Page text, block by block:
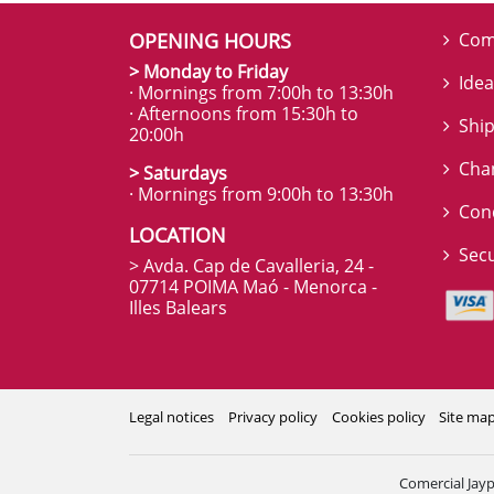
OPENING HOURS
> Monday to Friday
· Mornings from 7:00h to 13:30h
· Afternoons from 15:30h to
20:00h
> Saturdays
· Mornings from 9:00h to 13:30h
LOCATION
> Avda. Cap de Cavalleria, 24 -
07714 POIMA Maó - Menorca -
Illes Balears
Legal notices Privacy policy Cookies policy Site
Comercial